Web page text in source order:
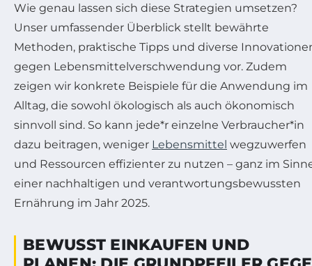
Wie genau lassen sich diese Strategien umsetzen?
Unser umfassender Überblick stellt bewährte
Methoden, praktische Tipps und diverse
gegen Lebensmittelverschwendung vor. Zudem
zeigen wir konkrete Beispiele für die Anwendung im
Alltag, die sowohl ökologisch als auch ökonomisch
sinnvoll sind. So kann jede*r einzelne Verbraucher*in
dazu beitragen, weniger Lebensmittel wegzuwerfen
und Ressourcen effizienter zu nutzen – ganz im
einer nachhaltigen und verantwortungsbewussten
Ernährung im Jahr 2025.
BEWUSST EINKAUFEN UND